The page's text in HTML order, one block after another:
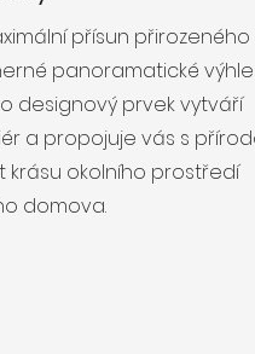
přísun přirozeného
panoramatické
designový prvek vytváří
a propojuje vás s
krásu okolního prostředí
domova.